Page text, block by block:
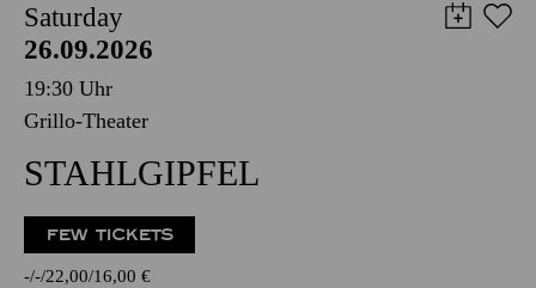
Saturday
26.09.2026
19:30 Uhr
Grillo-Theater
STAHLGIPFEL
FEW TICKETS
- - 22,00 16,00 €